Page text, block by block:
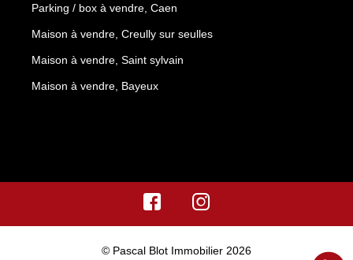
Parking / box à vendre, Caen
Maison à vendre, Creully sur seulles
Maison à vendre, Saint sylvain
Maison à vendre, Bayeux
© Pascal Blot Immobilier 2026